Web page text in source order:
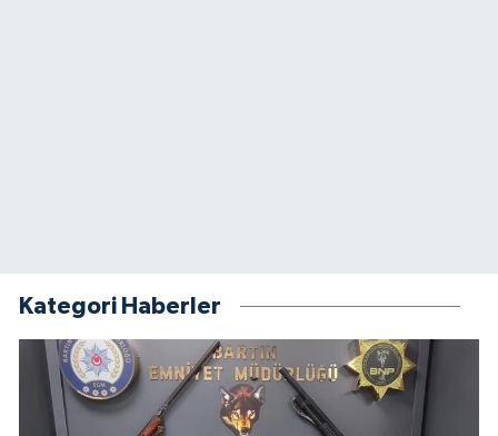
Kategori Haberler